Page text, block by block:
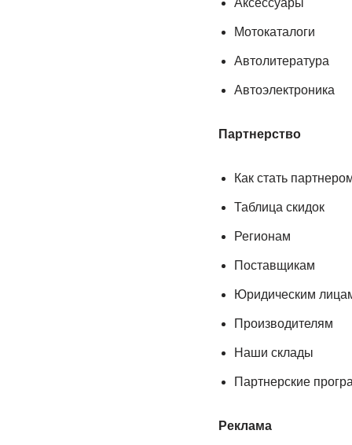
Мотокаталоги
Автолитература
Автоэлектроника
Партнерство
Как стать
Таблица скидок
Регионам
Поставщикам
Юридическим
Производителям
Наши склады
Партнерские
Реклама